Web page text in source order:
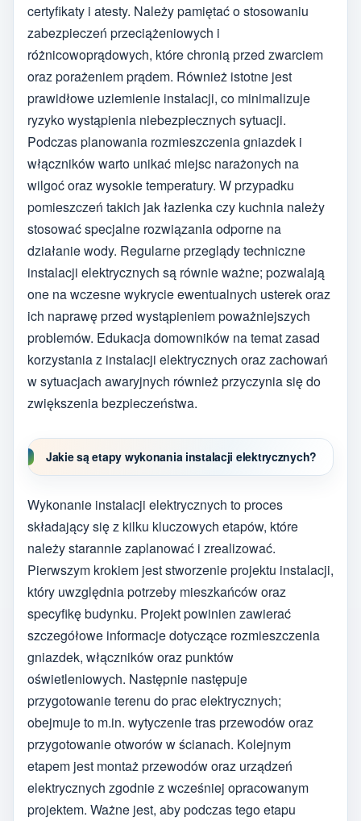
certyfikaty i atesty. Należy pamiętać o stosowaniu
zabezpieczeń przeciążeniowych i
różnicowoprądowych, które chronią przed zwarciem
oraz porażeniem prądem. Również istotne jest
prawidłowe uziemienie instalacji, co minimalizuje
ryzyko wystąpienia niebezpiecznych sytuacji.
Podczas planowania rozmieszczenia gniazdek i
włączników warto unikać miejsc narażonych na
wilgoć oraz wysokie temperatury. W przypadku
pomieszczeń takich jak łazienka czy kuchnia należy
stosować specjalne rozwiązania odporne na
działanie wody. Regularne przeglądy techniczne
instalacji elektrycznych są równie ważne; pozwalają
one na wczesne wykrycie ewentualnych usterek oraz
ich naprawę przed wystąpieniem poważniejszych
problemów. Edukacja domowników na temat zasad
korzystania z instalacji elektrycznych oraz zachowań
w sytuacjach awaryjnych również przyczynia się do
zwiększenia bezpieczeństwa.
Jakie są etapy wykonania instalacji elektrycznych?
Wykonanie instalacji elektrycznych to proces
składający się z kilku kluczowych etapów, które
należy starannie zaplanować i zrealizować.
Pierwszym krokiem jest stworzenie projektu instalacji,
który uwzględnia potrzeby mieszkańców oraz
specyfikę budynku. Projekt powinien zawierać
szczegółowe informacje dotyczące rozmieszczenia
gniazdek, włączników oraz punktów
oświetleniowych. Następnie następuje
przygotowanie terenu do prac elektrycznych;
obejmuje to m.in. wytyczenie tras przewodów oraz
przygotowanie otworów w ścianach. Kolejnym
etapem jest montaż przewodów oraz urządzeń
elektrycznych zgodnie z wcześniej opracowanym
projektem. Ważne jest, aby podczas tego etapu